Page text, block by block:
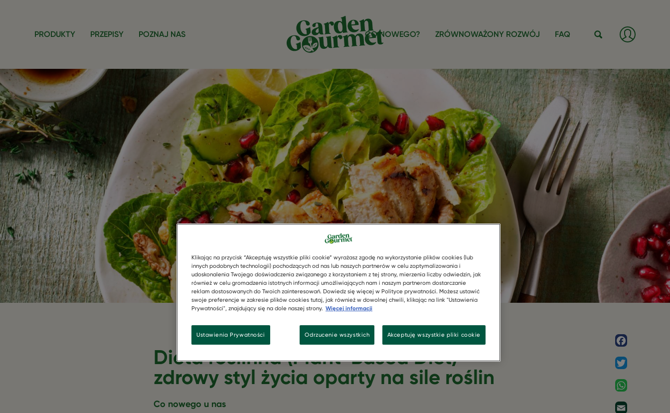
PRODUKTY PRZEPISY POZNAJ NAS CO NOWEGO? ZRÓWNOWAŻONY ROZWÓJ
FAQ
Dieta roślinna (Plant-Based Diet) –
zdrowy styl życia oparty na sile roślin
Co nowego u nas
Klikając na przycisk “Akceptuję wszystkie pliki cookie” wyrażasz zgodę na wykorzystanie plików cookies (lub
innych podobnych technologii) pochodzących od nas lub naszych partnerów w celu zoptymalizowania i
udoskonalenia Twojego doświadczenia związanego z korzystaniem z tej strony, mierzenia liczby odwiedzin, jak
również w celu gromadzenia istotnych informacji umożliwiających nam i naszym partnerom dostarczanie
reklam dostosowanych do Twoich zainteresowań. Dowiedz się więcej w Polityce prywatności. Możesz ustawić
swoje preferencje w zakresie plików cookies tutaj, jak również w dowolnej chwili, klikając na link "Ustawienia
Prywatności", znajdujący się na dole naszej strony. Więcej informacji
Ustawienia Prywatności Odrzucenie wszystkich Akceptuję wszystkie pliki cookie